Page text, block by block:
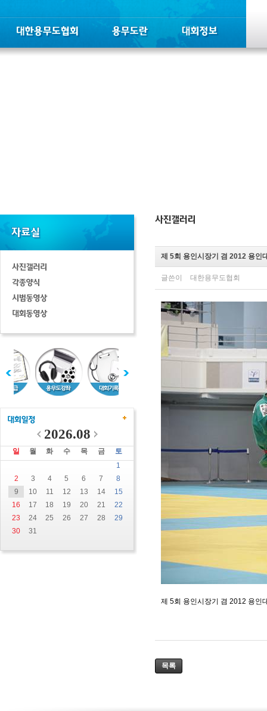
2026.08
일 월 화 수 목 금
토
1
2
3 4 5 6 7
8
9
10 11 12 13 14
15
16
17 18 19 20 21
22
23
24 25 26 27 28
29
30
31
제 5회 용인시장기 겸 2012 용인
글쓴이 대한용무도협회
제 5회 용인시장기 겸 2012 용인
목록